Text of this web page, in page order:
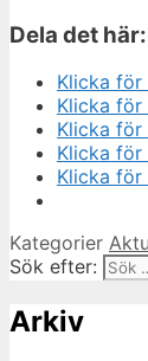
Dela det här:
Klicka
Klicka
Klicka
Klicka
Klicka
Kategorier
Sök efter:
Arkiv